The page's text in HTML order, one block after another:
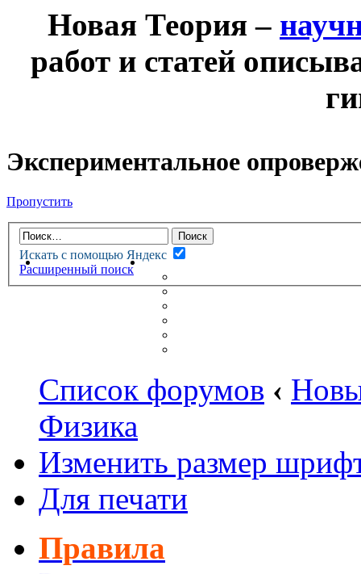
Новая Теория –
работ и статей
Экспериментальное
Пропустить
Искать с помощью Яндекс
Расширенный поиск
НОВАЯ ТЕОРИЯФОРУМ
НЕПРОЧИТАННЫЕ
Список форумов ‹
Физика
Изменить размер
Для печати
Правила